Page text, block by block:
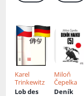
Karel
Trinkewitz
Lob des
Miloň
Čepelka
Deník